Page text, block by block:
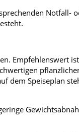
Notfall-
Empfehlenswert
dem Speiseplan